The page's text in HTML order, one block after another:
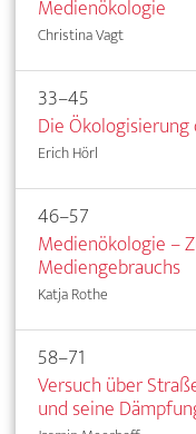
Medienökologie
Christina Vagt
33–45
Die
Erich Hörl
46–57
Medienökologie –
Mediengebrauchs
Katja Rothe
58–71
Versuch über
und seine